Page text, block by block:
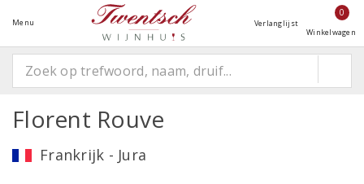
Menu Verlanglijst
0
Winkelwagen
Florent Rouve
Frankrijk - Jura